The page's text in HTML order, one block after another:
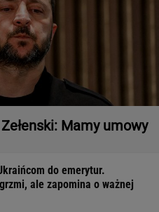
Mamy umowy
do emerytur.
ale zapomina o ważnej